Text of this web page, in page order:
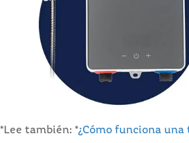
*Lee también: *¿Cómo funciona